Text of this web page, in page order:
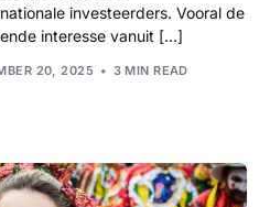
investeerders. Vooral de
interesse vanuit […]
20, 2025 3 MIN READ